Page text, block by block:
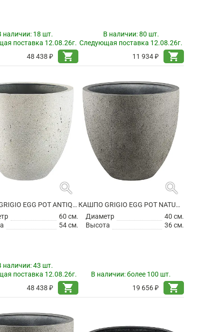
наличии: 18 шт.
поставка 12.08.26г.
48 438 ₽
shopping_cart
В наличии:80 шт.
Следующая поставка 12.08.26г.
11 934 ₽
shopping_cart
search
КАШПО GRIGIO EGG POT ANTIQUE WHITE
60 см.
54 см.
наличии:43 шт.
поставка 12.08.26г.
48 438 ₽
shopping_cart
search
КАШПО GRIGIO EGG POT NATURAL CONCRETE
Диаметр
40 см.
Высота
36 см.
В наличии:более 100 шт.
19 656 ₽
shopping_cart